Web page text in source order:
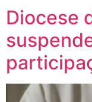
Diocese